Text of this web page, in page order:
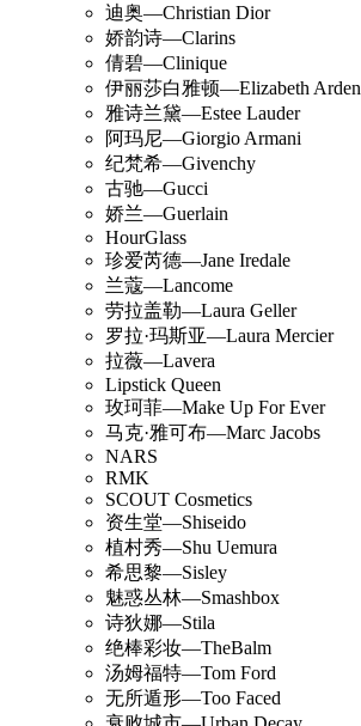
迪奥—Christian Dior
娇韵诗—Clarins
倩碧—Clinique
伊丽莎白雅顿—Elizabeth Arden
雅诗兰黛—Estee Lauder
阿玛尼—Giorgio Armani
纪梵希—Givenchy
古驰—Gucci
娇兰—Guerlain
HourGlass
珍爱芮德—Jane Iredale
兰蔻—Lancome
劳拉盖勒—Laura Geller
罗拉·玛斯亚—Laura Mercier
拉薇—Lavera
Lipstick Queen
玫珂菲—Make Up For Ever
马克·雅可布—Marc Jacobs
NARS
RMK
SCOUT Cosmetics
资生堂—Shiseido
植村秀—Shu Uemura
希思黎—Sisley
魅惑丛林—Smashbox
诗狄娜—Stila
绝棒彩妆—TheBalm
汤姆福特—Tom Ford
无所遁形—Too Faced